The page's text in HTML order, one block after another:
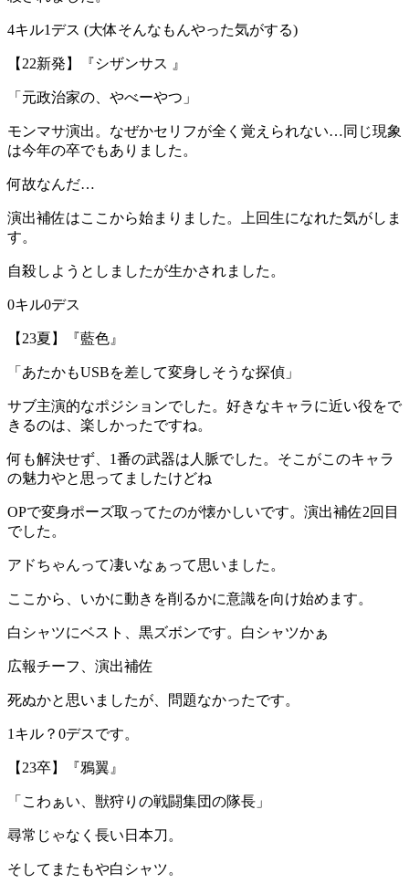
4キル1デス (大体そんなもんやった気がする)
【22新発】『シザンサス 』
「元政治家の、やべーやつ」
モンマサ演出。なぜかセリフが全く覚えられない…同じ現象
は今年の卒でもありました。
何故なんだ…
演出補佐はここから始まりました。上回生になれた気がしま
す。
自殺しようとしましたが生かされました。
0キル0デス
【23夏】『藍色』
「あたかもUSBを差して変身しそうな探偵」
サブ主演的なポジションでした。好きなキャラに近い役をで
きるのは、楽しかったですね。
何も解決せず、1番の武器は人脈でした。そこがこのキャラ
の魅力やと思ってましたけどね
OPで変身ポーズ取ってたのが懐かしいです。演出補佐2回目
でした。
アドちゃんって凄いなぁって思いました。
ここから、いかに動きを削るかに意識を向け始めます。
白シャツにベスト、黒ズボンです。白シャツかぁ
広報チーフ、演出補佐
死ぬかと思いましたが、問題なかったです。
1キル？0デスです。
【23卒】『鴉翼』
「こわぁい、獣狩りの戦闘集団の隊長」
尋常じゃなく長い日本刀。
そしてまたもや白シャツ。